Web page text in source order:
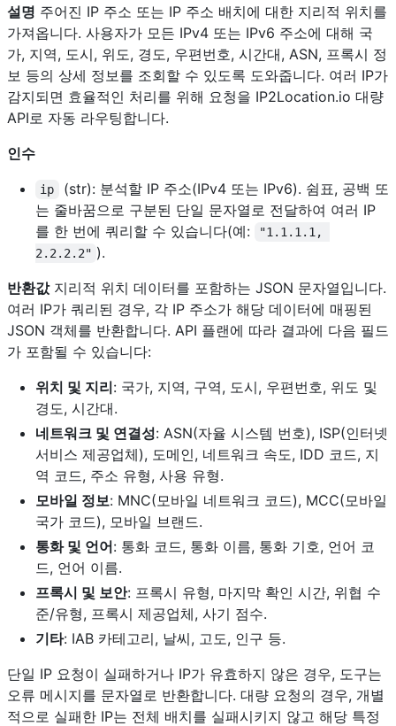
설명 주어진 IP 주소 또는 IP 주소 배치에 대한 지리적 위치를
가져옵니다. 사용자가 모든 IPv4 또는 IPv6 주소에 대해 국
가, 지역, 도시, 위도, 경도, 우편번호, 시간대, ASN, 프록시 정
보 등의 상세 정보를 조회할 수 있도록 도와줍니다. 여러 IP가
감지되면 효율적인 처리를 위해 요청을 IP2Location.io 대량
API로 자동 라우팅합니다.
인수
ip
(str): 분석할 IP 주소(IPv4 또는 IPv6). 쉼표, 공백 또
는 줄바꿈으로 구분된 단일 문자열로 전달하여 여러 IP
를 한 번에 쿼리할 수 있습니다(예:
"1.1.1.1,
2.2.2.2" ).
반환값지리적 위치 데이터를 포함하는 JSON 문자열입니다.
여러 IP가 쿼리된 경우, 각 IP 주소가 해당 데이터에 매핑된
JSON 객체를 반환합니다. API 플랜에 따라 결과에 다음 필드
가 포함될 수 있습니다:
위치 및 지리: 국가, 지역, 구역, 도시, 우편번호, 위도 및
경도, 시간대.
네트워크 및 연결성: ASN(자율 시스템 번호), ISP(인터넷
서비스 제공업체), 도메인, 네트워크 속도, IDD 코드, 지
역 코드, 주소 유형, 사용 유형.
모바일 정보: MNC(모바일 네트워크 코드), MCC(모바일
국가 코드), 모바일 브랜드.
통화 및 언어: 통화 코드, 통화 이름, 통화 기호, 언어 코
드, 언어 이름.
프록시 및 보안: 프록시 유형, 마지막 확인 시간, 위협 수
준/유형, 프록시 제공업체, 사기 점수.
기타: IAB 카테고리, 날씨, 고도, 인구 등.
단일 IP 요청이 실패하거나 IP가 유효하지 않은 경우, 도구는
오류 메시지를 문자열로 반환합니다. 대량 요청의 경우, 개별
적으로 실패한 IP는 전체 배치를 실패시키지 않고 해당 특정